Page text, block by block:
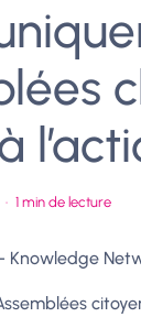
· 1 min de lecture
Knowledge